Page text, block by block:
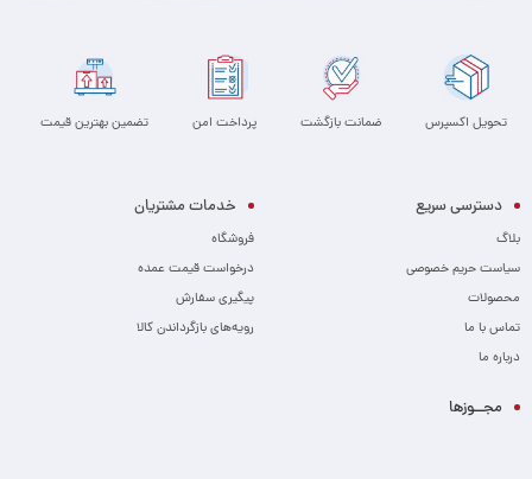
تحویل اکسپرس ضمانت بازگشت پرداخت امن تضمین بهترین قیمت
دسترسی سریع
بلاگ
سیاست حریم خصوصی
محصولات
تماس با ما
درباره ما
خدمات مشتریان
فروشگاه
درخواست قیمت عمده
پیگیری سفارش
رویه‌های بازگرداندن کالا
مجــوزها